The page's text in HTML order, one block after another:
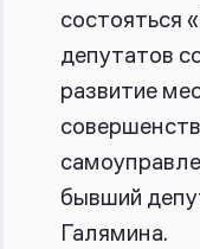
состояться
депутатов
развитие
бывший
Галямина.